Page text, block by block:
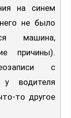
на синем
не было
машина,
причины).
с
у водителя
то другое